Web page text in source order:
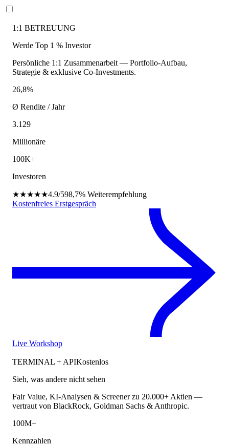
1:1 BETREUUNG
Werde Top 1 % Investor
Persönliche 1:1 Zusammenarbeit — Portfolio-Aufbau,
Strategie & exklusive Co-Investments.
26,8%
Ø Rendite / Jahr
3.129
Millionäre
100K+
Investoren
★★★★★4.9/598,7% Weiterempfehlung
Kostenfreies Erstgespräch
Live Workshop
TERMINAL + APIKostenlos
Sieh, was andere nicht sehen
Fair Value, KI-Analysen & Screener zu 20.000+ Aktien —
vertraut von BlackRock, Goldman Sachs & Anthropic.
100M+
Kennzahlen